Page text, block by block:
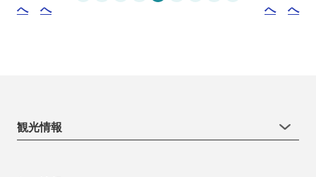
へ
へ
へ
へ
観光情報